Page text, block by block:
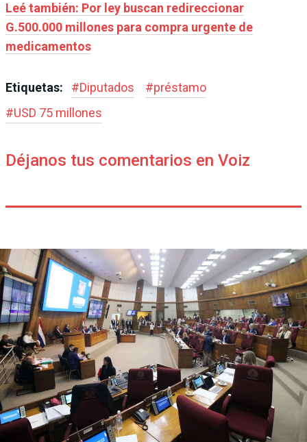
Leé también: Por ley buscan redireccionar
G.500.000 millones para compra urgente de
medicamentos
Etiquetas: #Diputados #préstamo
#USD 75 millones
Déjanos tus comentarios en Voiz